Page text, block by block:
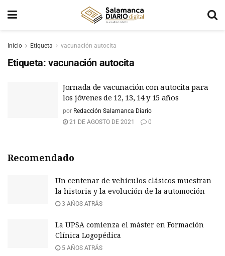
Inicio Etiqueta vacunación autocita
Etiqueta: vacunación autocita
Jornada de vacunación con autocita para
los jóvenes de 12, 13, 14 y 15 años
por Redacción Salamanca Diario
21 DE AGOSTO DE 2021
0
Recomendado
Un centenar de vehículos clásicos muestran
la historia y la evolución de la automoción
3 AÑOS ATRÁS
La UPSA comienza el máster en Formación
Clínica Logopédica
5 AÑOS ATRÁS